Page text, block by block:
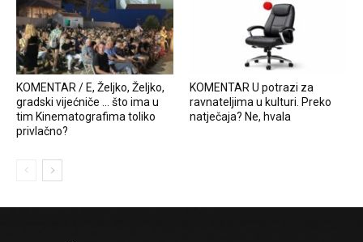
KOMENTAR / E, Željko, Željko,
gradski vijećniče … što ima u
tim Kinematografima toliko
privlačno?
KOMENTAR U potrazi za
ravnateljima u kulturi. Preko
natječaja? Ne, hvala